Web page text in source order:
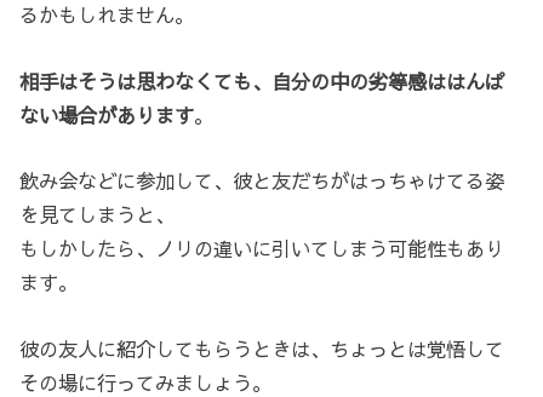
るかもしれません。
相手はそうは思わなくても、自分の中の劣等感ははんぱ
ない場合があります。
飲み会などに参加して、彼と友だちがはっちゃけてる姿
を見てしまうと、
もしかしたら、ノリの違いに引いてしまう可能性もあり
ます。
彼の友人に紹介してもらうときは、ちょっとは覚悟して
その場に行ってみましょう。